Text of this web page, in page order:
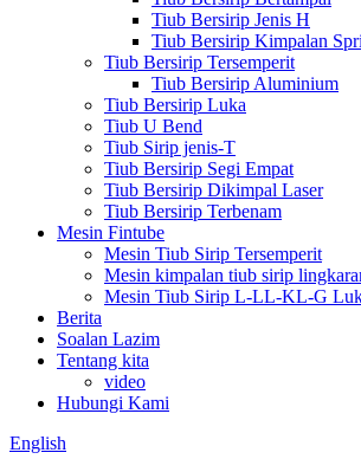
Tiub Bersirip Jenis H
Tiub Bersirip Kimpalan
Tiub Bersirip Tersemperit
Tiub Bersirip Aluminium
Tiub Bersirip Luka
Tiub U Bend
Tiub Sirip jenis-T
Tiub Bersirip Segi Empat
Tiub Bersirip Dikimpal Laser
Tiub Bersirip Terbenam
Mesin Fintube
Mesin Tiub Sirip Tersemperit
Mesin kimpalan tiub sirip
Mesin Tiub Sirip L-LL-KL-G
Berita
Soalan Lazim
Tentang kita
video
Hubungi Kami
English